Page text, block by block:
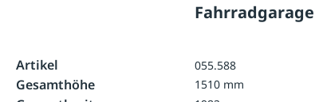
Artikel
Gesamthöhe
055.588
1510 mm